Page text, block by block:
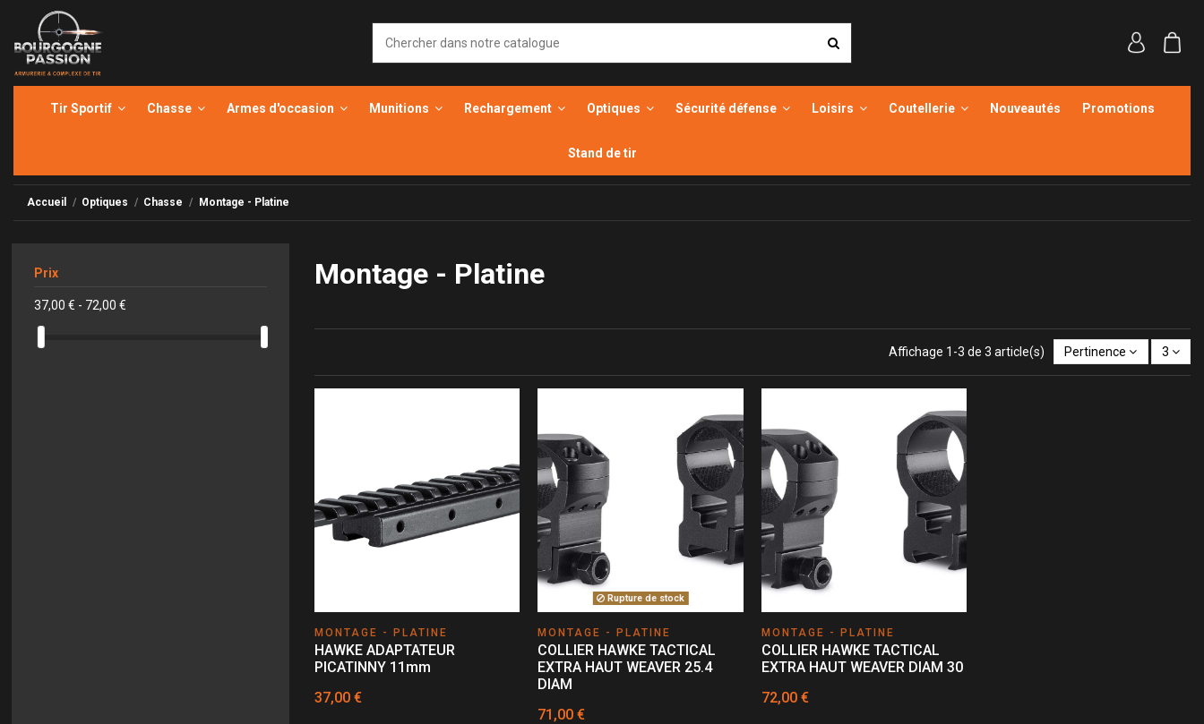
Tir Sportif Chasse Armes d'occasion Munitions Rechargement Optiques Sécurité défense Loisirs Coutellerie Nouveautés Promotions
Stand de tir
Accueil Optiques Chasse Montage - Platine
Montage - Platine
Affichage 1-3 de 3 article(s) Pertinence 3
MONTAGE - PLATINE
HAWKE ADAPTATEUR
PICATINNY 11mm
37,00 €
Rupture de stock
MONTAGE - PLATINE
COLLIER HAWKE TACTICAL
EXTRA HAUT WEAVER 25.4
DIAM
71,00 €
MONTAGE - PLATINE
COLLIER HAWKE TACTICAL
EXTRA HAUT WEAVER DIAM 30
72,00 €
Prix
37,00 € - 72,00 €